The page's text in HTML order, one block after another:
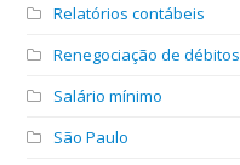
Relatórios contábeis
Renegociação de débitos
Salário mínimo
São Paulo